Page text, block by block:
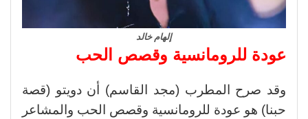
إلهام خالد
عودة للرومانسية وقصص الحب
وقد صرح المطرب (مجد القاسم) أن دويتو (قصة
حبنا) هو عودة للرومانسية وقصص الحب والمشاعر